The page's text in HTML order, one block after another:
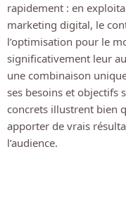
rapidement : en
marketing digital, le
l’optimisation pour le
significativement leur
une combinaison
ses besoins et objectifs
concrets illustrent bien
apporter de vrais
l’audience.